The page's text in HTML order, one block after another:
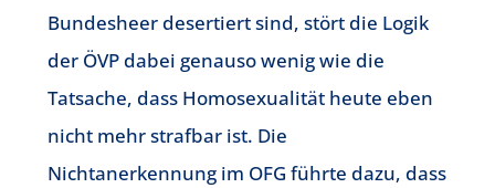
Bundesheer desertiert sind, stört die Logik
der ÖVP dabei genauso wenig wie die
Tatsache, dass Homosexualität heute eben
nicht mehr strafbar ist. Die
Nichtanerkennung im OFG führte dazu, dass